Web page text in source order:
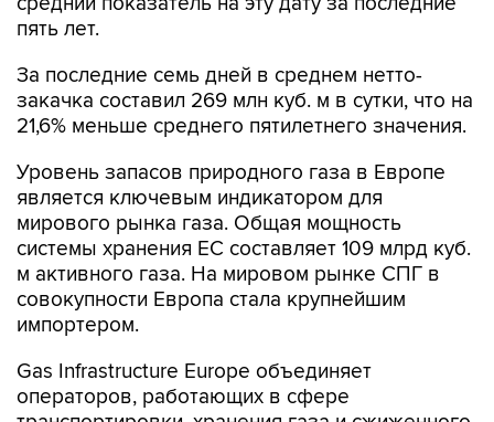
пять лет.
За последние семь дней в среднем нетто-
закачка составил 269 млн куб. м в сутки, что на
21,6% меньше среднего пятилетнего значения.
Уровень запасов природного газа в Европе
является ключевым индикатором для
мирового рынка газа. Общая мощность
системы хранения ЕС составляет 109 млрд куб.
м активного газа. На мировом рынке СПГ в
совокупности Европа стала крупнейшим
импортером.
Gas Infrastructure Europe объединяет
операторов, работающих в сфере